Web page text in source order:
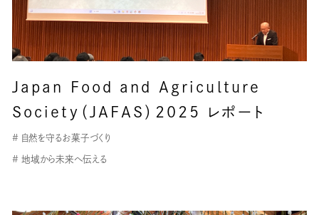
Japan Food and Agriculture
Society（JAFAS）2025 レポート
# 自然を守るお菓子づくり
# 地域から未来へ伝える